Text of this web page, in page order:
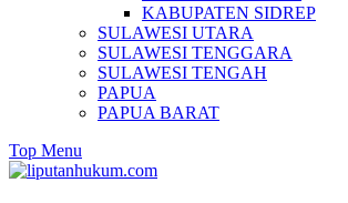
KABUPATEN SIDREP
SULAWESI UTARA
SULAWESI TENGGARA
SULAWESI TENGAH
PAPUA
PAPUA BARAT
Top Menu